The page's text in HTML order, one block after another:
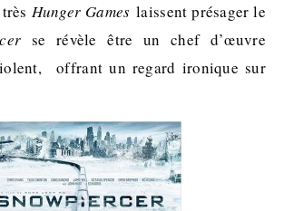
Hunger Games laissent présager le
se révèle être un chef d’œuvre
offrant un regard ironique sur